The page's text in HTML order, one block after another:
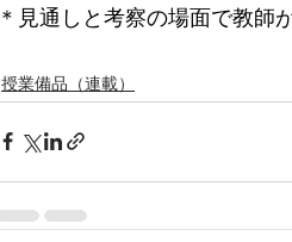
＊見通しと考察の場面で教師
授業備品（連載）